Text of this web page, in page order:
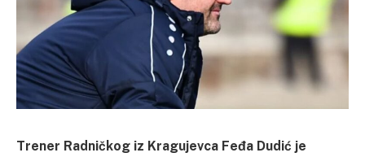
Trener Radničkog iz Kragujevca Feđa Dudić je